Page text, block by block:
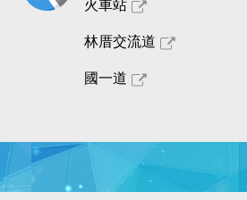
火車站
林厝交流道
國一道